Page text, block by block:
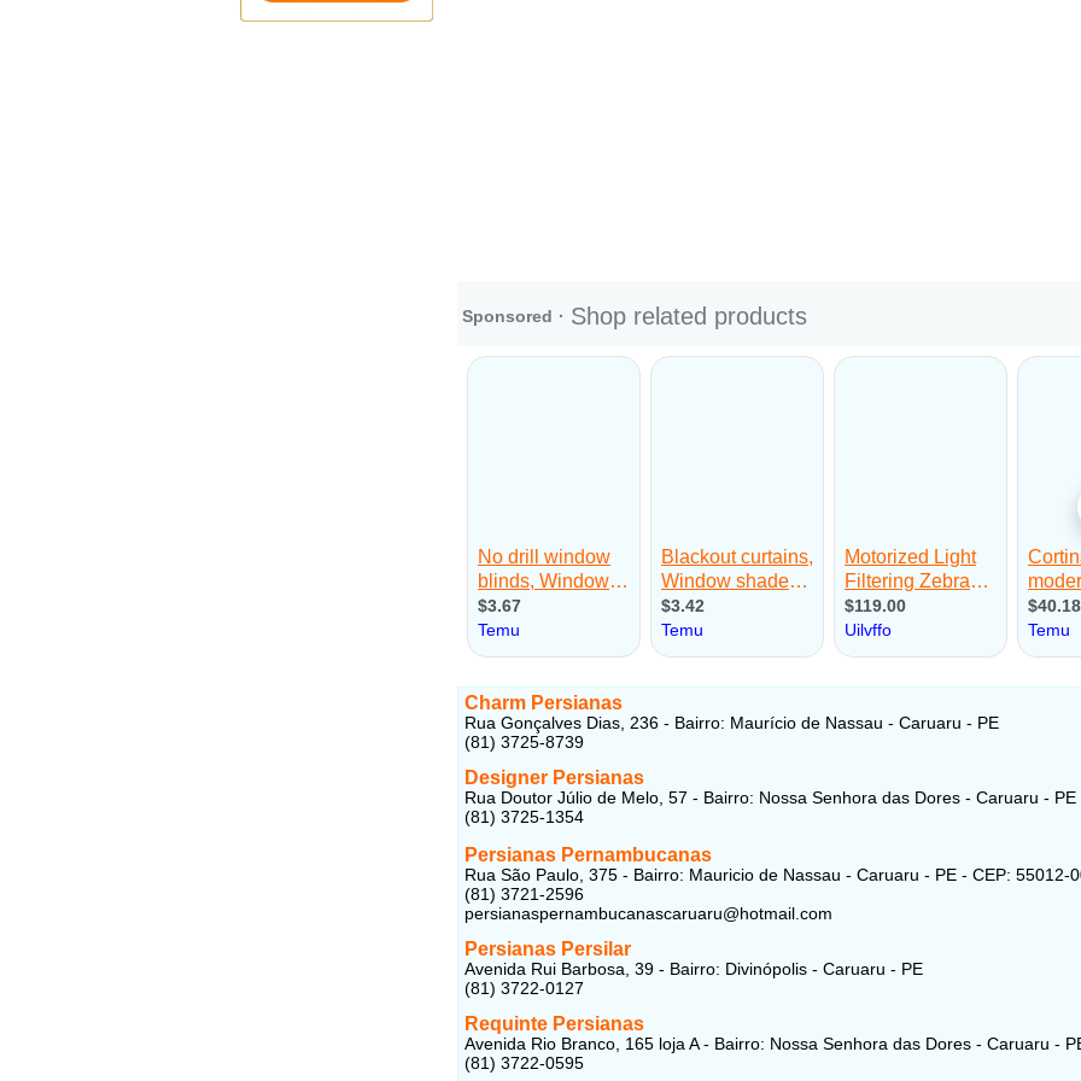
Charm Persianas
Rua Gonçalves Dias, 236 - Bairro: Maurício de Nassau - Caruaru - PE
(81) 3725-8739
Designer Persianas
Rua Doutor Júlio de Melo, 57 - Bairro: Nossa Senhora das Dores - Caruaru - PE
(81) 3725-1354
Persianas Pernambucanas
Rua São Paulo, 375 - Bairro: Mauricio de Nassau - Caruaru - PE - CEP: 55012-
(81) 3721-2596
persianaspernambucanascaruaru@hotmail.com
Persianas Persilar
Avenida Rui Barbosa, 39 - Bairro: Divinópolis - Caruaru - PE
(81) 3722-0127
Requinte Persianas
Avenida Rio Branco, 165 loja A - Bairro: Nossa Senhora das Dores - Caruaru -
(81) 3722-0595